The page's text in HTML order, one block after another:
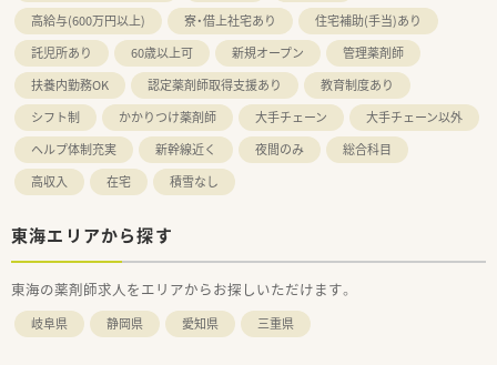
高給与(600万円以上)
寮・借上社宅あり
住宅補助(手当)あり
託児所あり
60歳以上可 新規オープン
管理薬剤師
扶養内勤務OK
認定薬剤師取得支援あり
教育制度あり
シフト制
かかりつけ薬剤師 大手チェーン
大手チェーン以外
ヘルプ体制充実
新幹線近く 夜間のみ
総合科目
高収入
在宅 積雪なし
東海エリアから探す
東海の薬剤師求人をエリアからお探しいただけます。
岐阜県 静岡県 愛知県 三重県